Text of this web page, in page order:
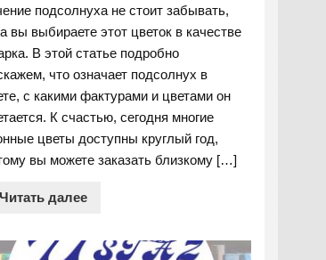
подсолнуха не стоит забывать,
вы выбираете этот цветок в качестве
В этой статье подробно
что означает подсолнух в
с какими фактурами и цветами он
К счастью, сегодня многие
цветы доступны круглый год,
вы можете заказать близкому […]
далее